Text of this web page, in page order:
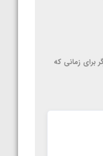
برای زمانی که